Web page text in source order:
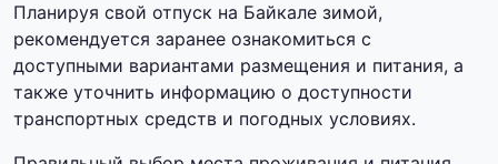
Планируя свой отпуск на Байкале зимой,
рекомендуется заранее ознакомиться с
доступными вариантами размещения и питания, а
также уточнить информацию о доступности
транспортных средств и погодных условиях.